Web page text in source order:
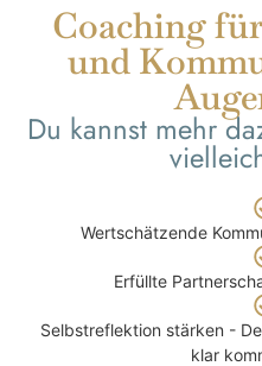
Coaching
und
Du kannst mehr
Wertschätzende
Erfüllte
Selbstreflektion stärken -
klar